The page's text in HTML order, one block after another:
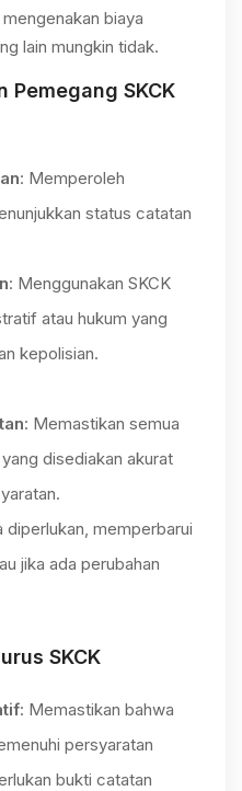
biaya
lain mungkin tidak.
Pemegang SKCK
: Memperoleh
status catatan
: Menggunakan SKCK
atau hukum yang
kepolisian.
: Memastikan semua
disediakan akurat
diperlukan, memperbarui
jika ada perubahan
SKCK
: Memastikan bahwa
persyaratan
bukti catatan